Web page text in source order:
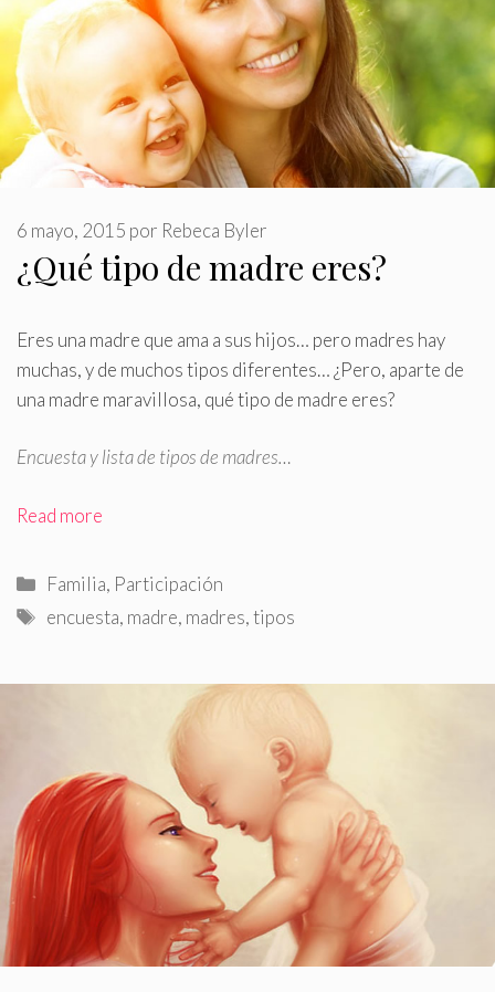
¿Qué tipo de madre eres?
6 mayo, 2015 por Rebeca Byler
Eres una madre que ama a sus hijos… pero madres hay
muchas, y de muchos tipos diferentes… ¿Pero, aparte de
una madre maravillosa, qué tipo de madre eres?
Encuesta y lista de tipos de madres…
Read more
Categorías
Familia, Participación
Etiquetas
encuesta, madre, madres,tipos